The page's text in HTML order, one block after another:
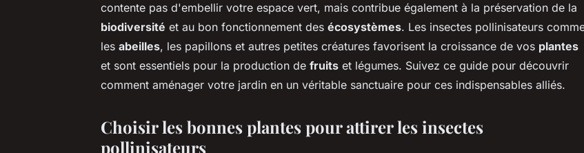
contente pas d'embellir votre espace vert, mais contribue également à la préservation de la
biodiversité et au bon fonctionnement des écosystèmes. Les insectes pollinisateurs
les abeilles, les papillons et autres petites créatures favorisent la croissance de vos plantes
et sont essentiels pour la production de fruits et légumes. Suivez ce guide pour découvrir
comment aménager votre jardin en un véritable sanctuaire pour ces indispensables alliés.
Choisir les bonnes plantes pour attirer les insectes
pollinisateurs